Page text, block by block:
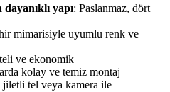
yapı: Paslanmaz, dört
mimarisiyle uyumlu renk ve
ve ekonomik
kolay ve temiz montaj
jiletli tel veya kamera ile